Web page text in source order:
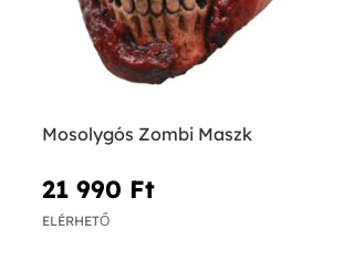
Mosolygós Zombi Maszk
21 990 Ft‎
ELÉRHETŐ